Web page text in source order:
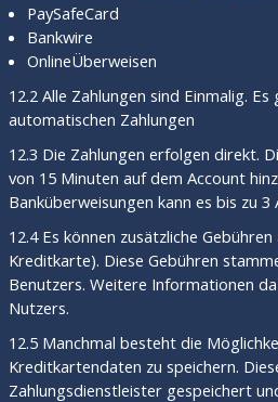
PaySafeCard
Bankwire
OnlineÜberweisen
12.2 Alle Zahlungen sind Einmalig.
automatischen Zahlungen
12.3 Die Zahlungen erfolgen direkt.
von 15 Minuten auf dem Account
Banküberweisungen kann es bis zu
12.4 Es können zusätzliche
Kreditkarte). Diese Gebühren
Benutzers. Weitere Informationen
Nutzers.
12.5 Manchmal besteht die
Kreditkartendaten zu speichern.
Zahlungsdienstleister gespeichert